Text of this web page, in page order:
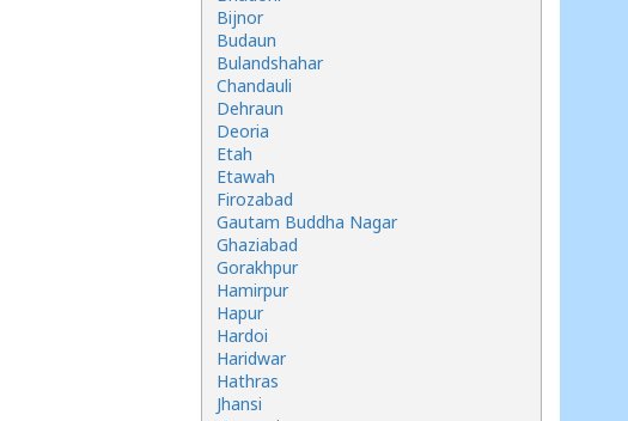
Bijnor
Budaun
Bulandshahar
Chandauli
Dehraun
Deoria
Etah
Etawah
Firozabad
Gautam Buddha Nagar
Ghaziabad
Gorakhpur
Hamirpur
Hapur
Hardoi
Haridwar
Hathras
Jhansi